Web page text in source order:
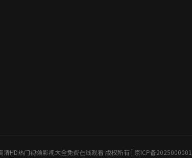
清HD热门视频影视大全免费在线观看 版权所有 | 京ICP备